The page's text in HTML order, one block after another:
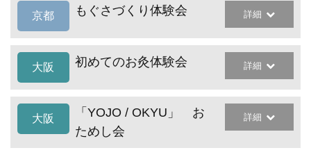
京都 もぐさづくり体験会 詳細
大阪 初めてのお灸体験会 詳細
大阪
「YOJO / OKYU」 お
ためし会
詳細